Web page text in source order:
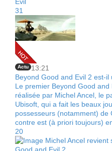
31
Actu 13:21
Beyond Good and Evil 2 est-
Le premier Beyond Good
réalisée par Michel Ancel, le
Ubisoft, qui a fait les beaux
possesseurs (notamment) de
contre est (à priori toujours)
20